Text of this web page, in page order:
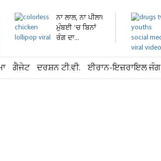
ਨਾ ਲਾਲ, ਨਾ ਪੀਲਾ!
ਮੁੰਬਈ 'ਚ ਬਿਨਾਂ
ਰੰਗ ਦਾ...
ਗੈਜੇਟ ਦਰਸ਼ਨ ਟੀ.ਵੀ. ਈਰਾਨ-ਇਜ਼ਰਾਇਲ ਜੰਗ